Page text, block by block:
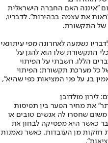
"איננה האם החברה הישראלית
את עצמה בבהירות". לדבריו,
של התקשורת.
נשמעה לאחרונה מפי עיתונאי
התקשורת שלו הוא להגן על
הללו, חשבתי על הפיתוי
כל מערכת תקשורת: הפיתוי
בו, על פני המציאות כפי שהיא",
לירון מולדובן
את מחיר הפער בין תפיסות
שחסרו לה אנשים טובים או
כאשר היא מפסיקה לבחון את
חזקות מן העובדות. כאשר נאמנות